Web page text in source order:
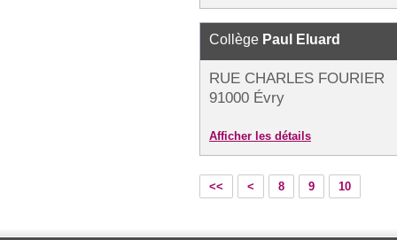
Collège Paul Eluard
RUE CHARLES FOURIER
91000 Évry
Afficher les détails
<< < 8 9 10